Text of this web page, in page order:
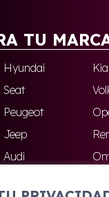
TU
Hyundai
Kia
Seat
Peugeot
Jeep
Audi